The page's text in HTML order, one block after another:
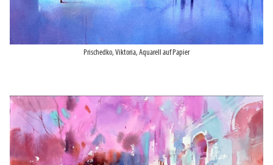
Prischedko, Viktoria, Aquarell auf Papier